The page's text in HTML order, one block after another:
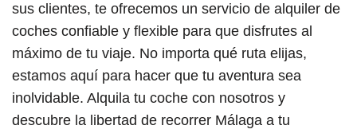
sus clientes, te ofrecemos un servicio de alquiler de
coches confiable y flexible para que disfrutes al
máximo de tu viaje. No importa qué ruta elijas,
estamos aquí para hacer que tu aventura sea
inolvidable. Alquila tu coche con nosotros y
descubre la libertad de recorrer Málaga a tu